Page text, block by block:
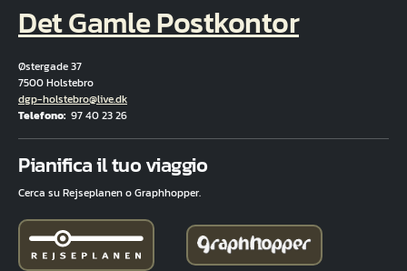
Det Gamle Postkontor
Østergade 37
7500 Holstebro
E-mail
dgp-holstebro@live.dk
Telefono 97 40 23 26
Pianifica il tuo viaggio
Cerca su Rejseplanen o Graphhopper.